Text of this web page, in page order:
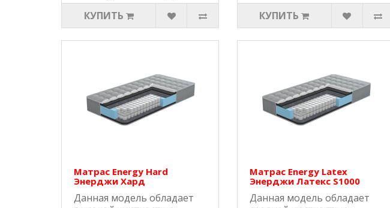
КУПИТЬ
КУПИТЬ
Матрас Energy Hard
Энерджи Хард
Данная модель обладает
Матрас Energy Latex
Энерджи Латекс S1000
Данная модель обладает